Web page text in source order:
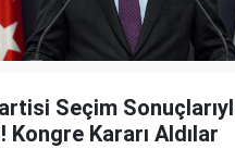
Seçim
Kongre Kararı Aldılar